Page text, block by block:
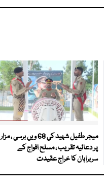
میجر طفیل شہید کی 68 ویں برسی ، مزار
پر دعائیہ تقریب ، مسلح افواج کے
سربراہان کا خراج عقیدت